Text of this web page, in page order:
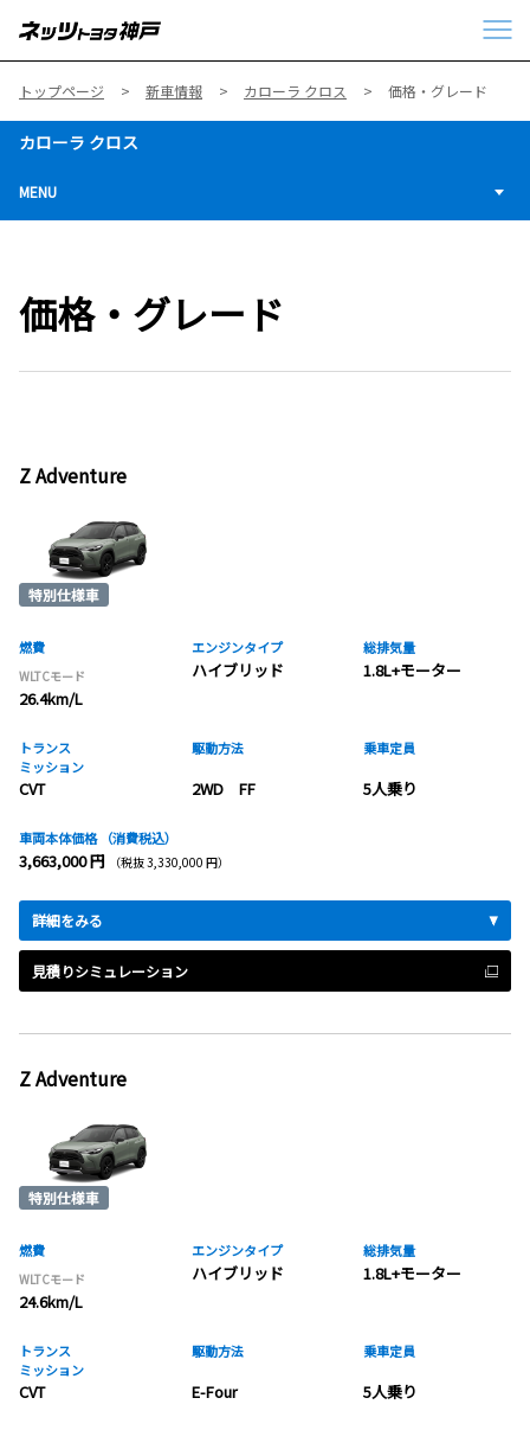
トップページ 新車情報 カローラ クロス 価格・グレード
カローラ クロス
MENU
価格・グレード
Z Adventure
燃費
WLTCモード
26.4km/L
エンジンタイプ
ハイブリッド
総排気量
1.8L+モーター
トランス
ミッション
CVT
駆動方法
2WD FF
乗車定員
5人乗り
車両本体価格 （消費税込）
3,663,000 円 （税抜 3,330,000 円）
詳細をみる
見積りシミュレーション
Z Adventure
燃費
WLTCモード
24.6km/L
エンジンタイプ
ハイブリッド
総排気量
1.8L+モーター
トランス
ミッション
CVT
駆動方法
E-Four
乗車定員
5人乗り